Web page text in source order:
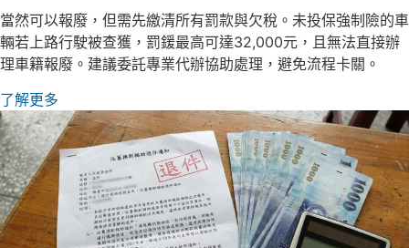
當然可以報廢，但需先繳清所有罰款與欠稅。未投保強制險的車
輛若上路行駛被查獲，罰鍰最高可達32,000元，且無法直接辦
理車籍報廢。建議委託專業代辦協助處理，避免流程卡關。
了解更多